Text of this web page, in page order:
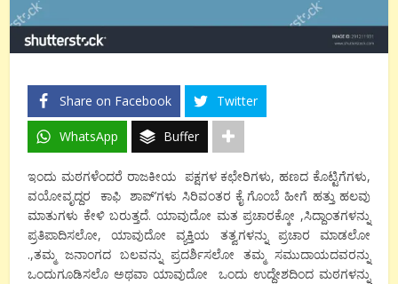
Share on Facebook Twitter
WhatsApp Buffer
ಇಂದು ಮಠಗಳೆಂದರೆ ರಾಜಕೀಯ ಪಕ್ಷಗಳ ಕಛೇರಿಗಳು, ಹಣದ ಕೊಟ್ಟಿಗೆಗಳು,
ವಯೋವೃದ್ದರ ಕಾಫಿ ಶಾಪ್’ಗಳು ಸಿರಿವಂತರ ಕೈ ಗೊಂಬೆ ಹೀಗೆ ಹತ್ತು ಹಲವು
ಮಾತುಗಳು ಕೇಳಿ ಬರುತ್ತದೆ. ಯಾವುದೋ ಮತ ಪ್ರಚಾರಕ್ಕೋ ,ಸಿದ್ದಾಂತಗಳನ್ನು
ಪ್ರತಿಪಾದಿಸಲೋ, ಯಾವುದೋ ವ್ಯಕ್ತಿಯ ತತ್ವಗಳನ್ನು ಪ್ರಚಾರ ಮಾಡಲೋ
.,ತಮ್ಮ ಜನಾಂಗದ ಬಲವನ್ನು ಪ್ರದರ್ಶಿಸಲೋ ತಮ್ಮ ಸಮುದಾಯದವರನ್ನು
ಒಂದುಗೂಡಿಸಲೊ ಅಥವಾ ಯಾವುದೋ ಒಂದು ಉದ್ದೇಶದಿಂದ ಮಠಗಳನ್ನು